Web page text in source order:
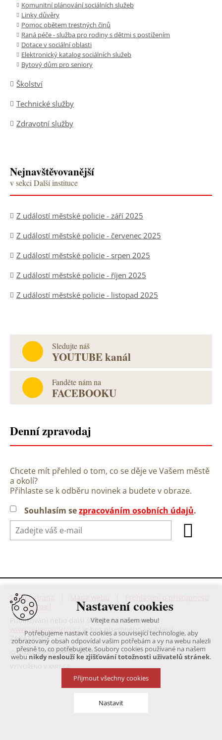
Komunitní plánování sociálních služeb
Linky důvěry
Pomoc obětem trestných činů
Raná péče - služba pro rodiny s dětmi s postižením
Dotace v sociální oblasti
Elektronický katalog sociálních služeb
Bytový dům pro seniory
Školství
Technické služby
Zdravotní služby
Nejnavštěvovanější
v sekci Další instituce
Z událostí městské policie - září 2025
Z událostí městské policie - červenec 2025
Z událostí městské policie - srpen 2025
Z událostí městské policie - říjen 2025
Z událostí městské policie - listopad 2025
Sledujte náš
YOUTUBE kanál
Fanděte nám na
FACEBOOKU
Denní zpravodaj
Chcete mít přehled o tom, co se děje ve Vašem městě
a okolí?
Přihlaste se k odběru novinek a budete v obraze.
Souhlasím sezpracováním osobních údajů.
Titulní strana
|Webmail
Publikování nebo další šíření obsahu serveru
www.velkemezirici.cz
je bez písemného souhlasu
ZAKÁZÁNO!
© 2026 Město Velké Meziříčí
VYTVOŘENO V XART.CZ
Nastavení cookies
Vítejte na našem webu!
Potřebujeme nastavit cookies a související technologie, aby
zobrazovaný obsah odpovídal vašim potřebám a vy na webu nalezli
přesně to, co potřebujete. Soubory cookies používané na našem
webu nikdy neslouží ke zjišťování totožnosti uživatelů stránek.
Přijmout všechny cookies
Nastavit